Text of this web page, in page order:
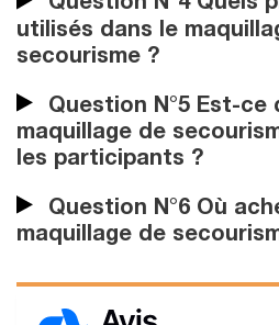
Question N°4 Quels
utilisés dans le
secourisme ?
Question N°5 Est-ce
maquillage de
les participants ?
Question N°6 Où
maquillage de